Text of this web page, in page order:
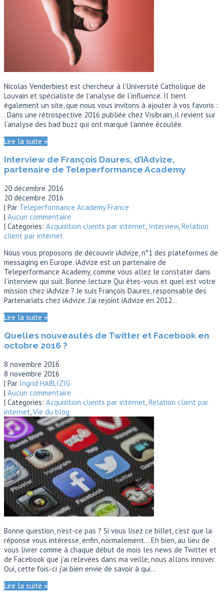
Nicolas Venderbiest est chercheur à l’Université Catholique de
Louvain et spécialiste de l’analyse de l‘influence. Il tient
également un site, que nous vous invitons à ajouter à vos favoris :
. Dans une rétrospective 2016 publiée chez Visibrain, il revient sur
l’analyse des bad buzz qui ont marqué l’année écoulée.
Lire la suite »
Interview de François Daures, d’iAdvize,
partenaire de Teleperformance Academy
20 décembre 2016
20 décembre 2016
| Par Teleperformance Academy France
| Aucun commentaire
| Categories: Acquisition clients par internet, Interview,Relation
client par internet
Nous vous proposons de découvrir iAdvize, n°1 des plateformes de
messaging en Europe. iAdvize est un partenaire de
Teleperformance Academy, comme vous allez le constater dans
l’interview qui suit. Bonne lecture Qui êtes-vous et quel est votre
mission chez iAdvize ? Je suis François Daures, responsable des
Partenariats chez iAdvize. J’ai rejoint iAdvize en 2012…
Lire la suite »
Quelles nouveautés de Twitter et Facebook en
octobre 2016 ?
8 novembre 2016
8 novembre 2016
| Par Ingrid HABLIZIG
| Aucun commentaire
| Categories: Acquisition clients par internet,Relation client par
internet,Vie du blog
Bonne question, n’est-ce pas ? Si vous lisez ce billet, c’est que la
réponse vous intéresse, enfin, normalement… Eh bien, au lieu de
vous livrer comme à chaque début de mois les news de Twitter et
de Facebook que j’ai relevées dans ma veille, nous allons innover.
Oui, cette fois-ci j’ai bien envie de savoir à qui…
Lire la suite »